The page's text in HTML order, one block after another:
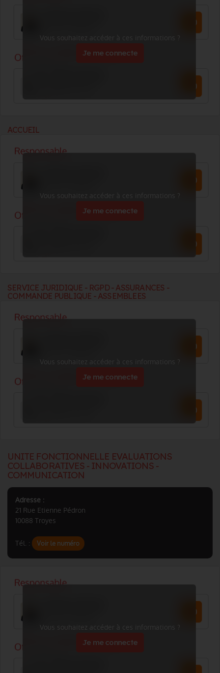
Vous souhaitez accéder à ces informations ?
Je me connecte
ACCUEIL
Vous souhaitez accéder à ces informations ?
Je me connecte
SERVICE JURIDIQUE - RGPD - ASSURANCES -
COMMANDE PUBLIQUE - ASSEMBLEES
Vous souhaitez accéder à ces informations ?
Je me connecte
UNITE FONCTIONNELLE EVALUATIONS
COLLABORATIVES - INNOVATIONS -
COMMUNICATION
Adresse :
21 Rue Etienne Pédron
10088 Troyes
Tél. : Voir le numéro
Vous souhaitez accéder à ces informations ?
Je me connecte